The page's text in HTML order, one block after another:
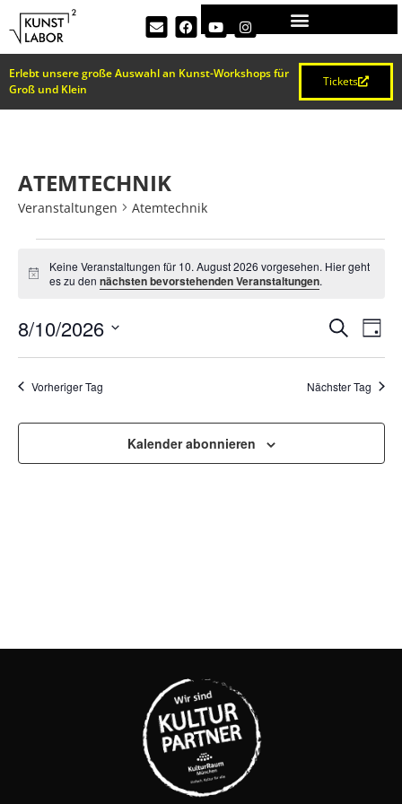
Erlebt unsere große Auswahl an Kunst-Workshops für
Groß und Klein
Tickets
ATEMTECHNIK
Veranstaltungen Atemtechnik
Hinweis
Keine Veranstaltungen für 10. August 2026 vorgesehen. Hier geht
es zu dennächsten bevorstehenden Veranstaltungen.
UND
SucheTag
8/10/2026
wählen.
Vorheriger Tag Nächster Tag
Kalender abonnieren